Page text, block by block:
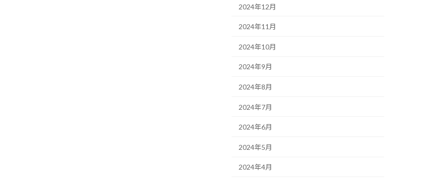
2024年12月
2024年11月
2024年10月
2024年9月
2024年8月
2024年7月
2024年6月
2024年5月
2024年4月